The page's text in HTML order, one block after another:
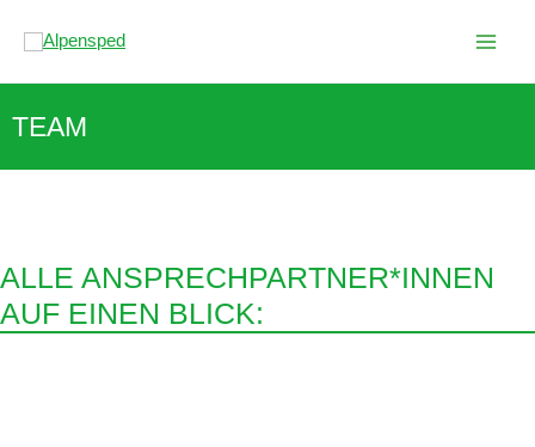
Inhalt
TEAM
ALLE ANSPRECHPARTNER*INNEN
AUF EINEN BLICK: